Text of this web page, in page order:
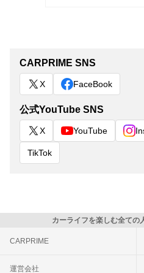
CARPRIME SNS
X FaceBook
公式YouTube SNS
X YouTube
TikTok
カーライフを楽しむ全ての
CARPRIME
運営会社